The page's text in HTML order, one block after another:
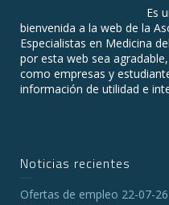
Es
bienvenida a la web de la
Especialistas en Medicina
por esta web sea
como empresas y
información de utilidad e
Noticias recientes
Ofertas de empleo 22-07-26